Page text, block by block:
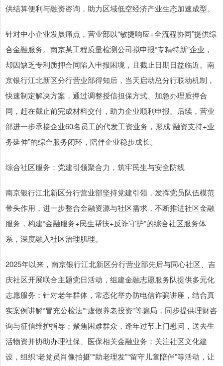
供结算便利与融资咨询，助力区域低空经济产业生态加速成型。
针对中小企业发展痛点，营业部以“敏捷响应+全流程协同”提供综
合金融服务。南京某工程质量检测公司拟申报“专精特新”企业，
却因缺乏专利质押合同陷入申报困境，且截止日期日益临近。南
京银行江北新区分行营业部得知后，当天启动总分行联动机制，
快速制定解决方案，通过调整授信担保方式、加急办理质押合
同，赶在截止前完成材料交付，助力企业顺利申报。后续，营业
部进一步承接企业60名员工的代发工资业务，形成“融资支持+业
务延伸”的综合服务闭环，陪伴企业稳步成长。
综合社区服务：党建引领聚合力，筑牢民生与安全防线
南京银行江北新区分行营业部坚持党建引领，发挥党员队伍模范
带头作用，进一步整合金融资源与社区需求，不断推进社区金融
服务，构建“金融服务+民生帮扶+反诈守护”的综合社区服务体
系，深度融入社区治理肌理。
2025年以来，南京银行江北新区分行营业部先后与同心社区、吉
庆社区开展联合主题党日活动，组建金融志愿服务队提供多元化
志愿服务：针对老年群体，常态化举办防电信诈骗讲座，结合真
实案例讲解“冒充公检法”“虚假养老投资”等骗局，同步提供理财咨
询与征信维护指导；聚焦困难群众，逢年过节上门慰问，送去生
活物资并协助办理社保、医保相关金融业务；关注社区文化建
设，组织“老党员肖像拍摄”“助老理发”“留守儿童陪伴”等活动，让